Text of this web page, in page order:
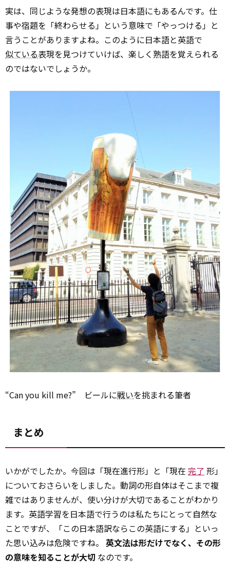
実は、同じような発想の表現は日本語にもあるんです。仕
事や宿題を「終わらせる」という意味で「やっつける」と
言うことがありますよね。このように日本語と英語で
似ている表現を見つけていけば、楽しく熟語を覚えられる
のではないでしょうか。
“Can you kill me?” ビールに戦いを挑まれる筆者
まとめ
いかがでしたか。今回は「現在進行形」と「現在 完了 形」
についておさらいをしました。動詞の形自体はそこまで複
雑ではありませんが、使い分けが大切であることがわかり
ます。英語学習を日本語で行うのは私たちにとって自然な
ことですが、「この日本語訳ならこの英語にする」といっ
た思い込みは危険ですね。 英文法は形だけでなく、その形
の意味を知ることが大切 なのです。